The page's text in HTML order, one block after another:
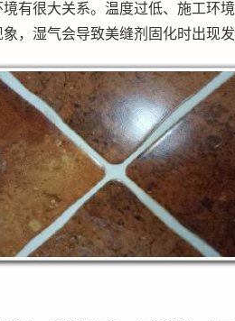
有很大关系。温度过低、施工环
，湿气会导致美缝剂固化时出现发